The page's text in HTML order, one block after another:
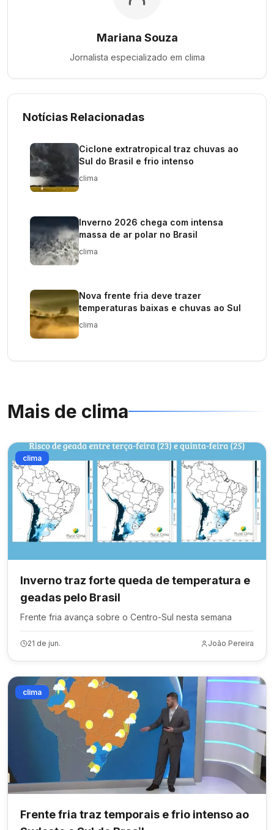
Mariana Souza
Jornalista especializado em clima
Notícias Relacionadas
Ciclone extratropical traz chuvas ao
Sul do Brasil e frio intenso
clima
Inverno 2026 chega com intensa
massa de ar polar no Brasil
clima
Nova frente fria deve trazer
temperaturas baixas e chuvas ao Sul
clima
Mais de clima
clima
Inverno traz forte queda de temperatura e
geadas pelo Brasil
Frente fria avança sobre o Centro-Sul nesta semana
21 de jun. João Pereira
clima
Frente fria traz temporais e frio intenso ao